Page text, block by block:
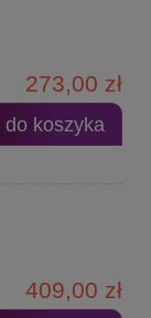
273,00 zł
do koszyka
409,00 zł